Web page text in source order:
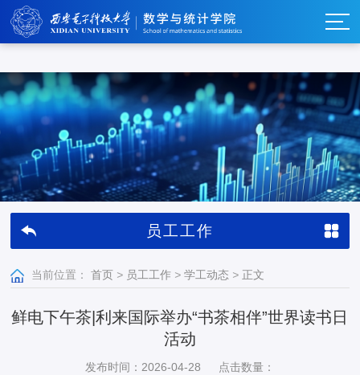
w66利来_w66利来·(集团)官方-首页
员工工作
当前位置： 首页 > 员工工作 > 学工动态 > 正文
鲜电下午茶|​利来国际举办“书茶相伴”世界读书日
活动
发布时间：2026-04-28 点击数量：